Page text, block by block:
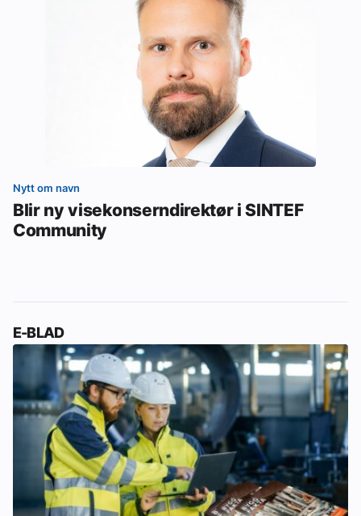
Nytt om navn
Blir ny visekonserndirektør i SINTEF
Community
E-BLAD